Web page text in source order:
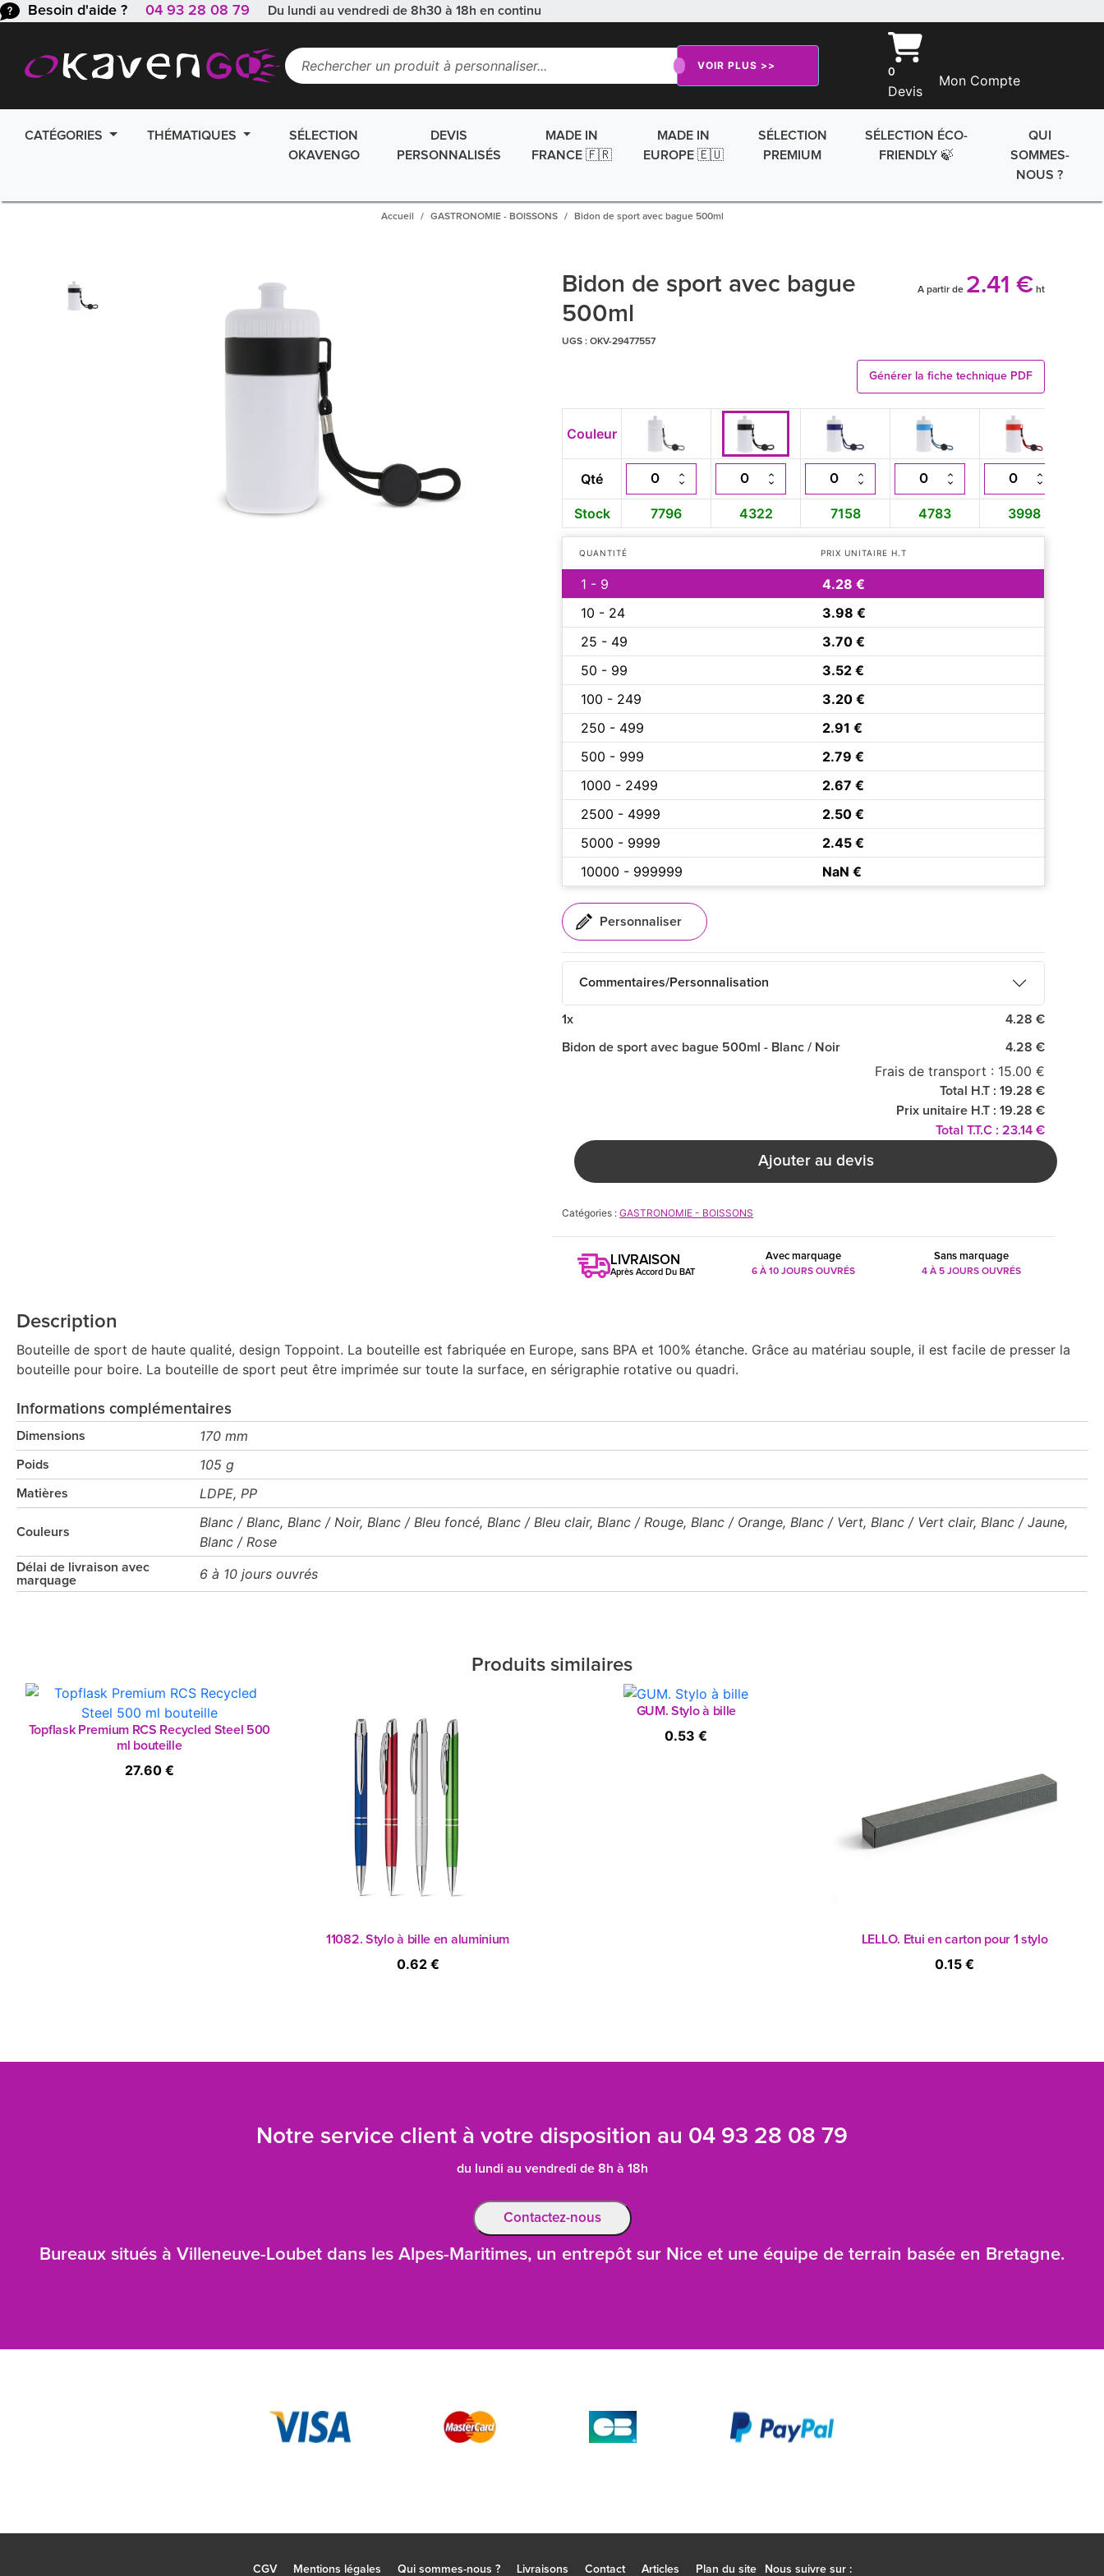
Besoin d'aide ? 04 93 28 08 79 Du lundi au vendredi de 8h30 à 18h en continu
VOIR PLUS >>
0
Devis
Mon Compte
CATÉGORIES THÉMATIQUES
SÉLECTION
OKAVENGO
DEVIS
PERSONNALISÉS
MADE IN
FRANCE 🇫🇷
MADE IN
EUROPE 🇪🇺
SÉLECTION
PREMIUM
SÉLECTION ÉCO-
FRIENDLY 🍃
QUI
SOMMES-
NOUS ?
Accueil GASTRONOMIE - BOISSONS Bidon de sport avec bague 500ml
Bidon de sport avec bague
500ml
A partir de 2.41 € ht
UGS : OKV-29477557
Générer la fiche technique PDF
Couleur
Qté
Stock 7796 4322 7158 4783 3998
QUANTITÉ PRIX UNITAIRE H.T
1 - 9
4.28 €
10 - 24
3.98 €
25 - 49
3.70 €
50 - 99
3.52 €
100 - 249
3.20 €
250 - 499
2.91 €
500 - 999
2.79 €
1000 - 2499
2.67 €
2500 - 4999
2.50 €
5000 - 9999
2.45 €
10000 - 999999
NaN €
Commentaires/Personnalisation
1x 4.28 €
Bidon de sport avec bague 500ml - Blanc / Noir 4.28 €
Frais de transport : 15.00 €
Total H.T : 19.28 €
Prix unitaire H.T : 19.28 €
Total T.T.C : 23.14 €
Ajouter au devis
Catégories : GASTRONOMIE - BOISSONS
LIVRAISON
Après Accord Du BAT
Avec marquage
6 À 10 JOURS OUVRÉS
Sans marquage
4 À 5 JOURS OUVRÉS
Description
Bouteille de sport de haute qualité, design Toppoint. La bouteille est fabriquée en Europe, sans BPA et 100% étanche. Grâce au matériau souple, il est facile de presser la
bouteille pour boire. La bouteille de sport peut être imprimée sur toute la surface, en sérigraphie rotative ou quadri.
Informations complémentaires
Dimensions 170 mm
Poids 105 g
Matières LDPE, PP
Couleurs
Blanc / Blanc, Blanc / Noir, Blanc / Bleu foncé, Blanc / Bleu clair, Blanc / Rouge, Blanc / Orange, Blanc / Vert, Blanc / Vert clair, Blanc / Jaune,
Blanc / Rose
Délai de livraison avec
marquage
6 à 10 jours ouvrés
Produits similaires
Topflask Premium RCS Recycled Steel 500
ml bouteille
27.60 €
11082. Stylo à bille en aluminium
0.62 €
GUM. Stylo à bille
0.53 €
LELLO. Etui en carton pour 1 stylo
0.15 €
Notre service client à votre disposition au 04 93 28 08 79
du lundi au vendredi de 8h à 18h
Contactez-nous
Bureaux situés à Villeneuve-Loubet dans les Alpes-Maritimes, un entrepôt sur Nice et une équipe de terrain basée en Bretagne.
CGV Mentions légales Qui sommes-nous ? Livraisons Contact Articles Plan du site Nous suivre sur :